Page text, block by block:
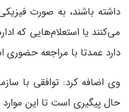
داشته باشند، به صورت
می‌کنند یا استعلام‌هایی که
دارد عمدتا با مراجعه
وی اضافه کرد: توافقی با
حال پیگیری است تا این